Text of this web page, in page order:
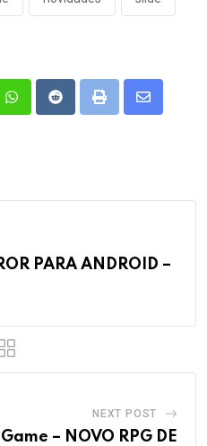
WhatsappRedditPrint
Share
PARA ANDROID –
NEXT POST
– NOVO RPG DE